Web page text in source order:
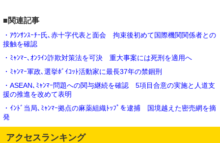
■関連記事
・ｱｳﾝｻﾝｽｰﾁｰ氏､赤十字代表と面会 拘束後初めて国際機関関係者との
接触を確認
・ﾐｬﾝﾏｰ､ｵﾝﾗｲﾝ詐欺対策法を可決 重大事案には死刑を適用へ
・ﾐｬﾝﾏｰ軍政､選挙ﾎﾞｲｺｯﾄ活動家に最長37年の禁錮刑
・ASEAN､ﾐｬﾝﾏｰ問題への関与継続を確認 5項目合意の実施と人道支
援の推進を改めて表明
・ｲﾝﾄﾞ当局､ﾐｬﾝﾏｰ拠点の麻薬組織ﾄｯﾌﾟを逮捕 国境越えた密売網を摘
発
アクセスランキング